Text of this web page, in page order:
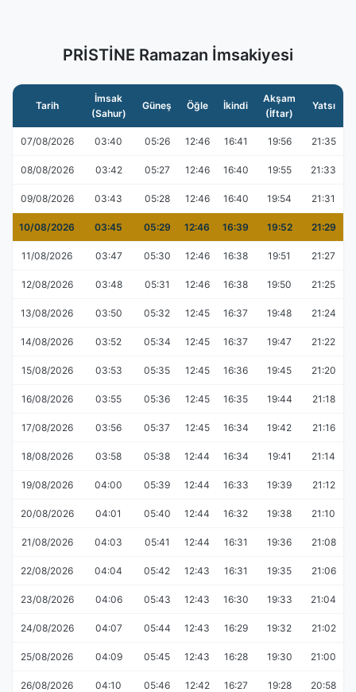
PRİSTİNE Ramazan İmsakiyesi
Tarih
İmsak
(Sahur)
Güneş Öğle İkindi
Akşam
(İftar)
Yatsı
07/08/2026 03:40 05:26 12:46 16:41 19:56 21:35
08/08/2026 03:42 05:27 12:46 16:40 19:55 21:33
09/08/2026 03:43 05:28 12:46 16:40 19:54 21:31
10/08/2026 03:45 05:29 12:46 16:39 19:52 21:29
11/08/2026 03:47 05:30 12:46 16:38 19:51 21:27
12/08/2026 03:48 05:31 12:46 16:38 19:50 21:25
13/08/2026 03:50 05:32 12:45 16:37 19:48 21:24
14/08/2026 03:52 05:34 12:45 16:37 19:47 21:22
15/08/2026 03:53 05:35 12:45 16:36 19:45 21:20
16/08/2026 03:55 05:36 12:45 16:35 19:44 21:18
17/08/2026 03:56 05:37 12:45 16:34 19:42 21:16
18/08/2026 03:58 05:38 12:44 16:34 19:41 21:14
19/08/2026 04:00 05:39 12:44 16:33 19:39 21:12
20/08/2026 04:01 05:40 12:44 16:32 19:38 21:10
21/08/2026 04:03 05:41 12:44 16:31 19:36 21:08
22/08/2026 04:04 05:42 12:43 16:31 19:35 21:06
23/08/2026 04:06 05:43 12:43 16:30 19:33 21:04
24/08/2026 04:07 05:44 12:43 16:29 19:32 21:02
25/08/2026 04:09 05:45 12:43 16:28 19:30 21:00
26/08/2026 04:10 05:46 12:42 16:27 19:28 20:58